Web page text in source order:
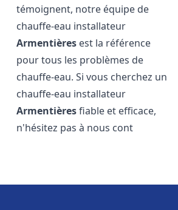
témoignent, notre équipe de
chauffe-eau installateur
Armentières est la référence
pour tous les problèmes de
chauffe-eau. Si vous cherchez un
chauffe-eau installateur
Armentièresfiable et efficace,
n'hésitez pas à nous cont